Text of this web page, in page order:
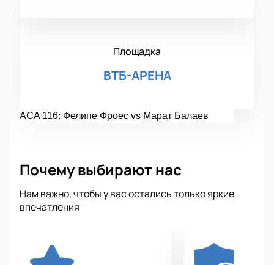
Площадка
ВТБ-АРЕНА
ACA 116: Фелипе Фроес vs Марат Балаев
Почему выбирают нас
Нам важно, чтобы у вас остались только яркие
впечатления